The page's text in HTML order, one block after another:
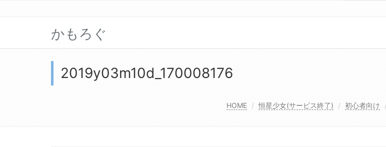
かもろぐ
2019y03m10d_170008176
HOME 恒星少女(サービス終了) 初心者向け